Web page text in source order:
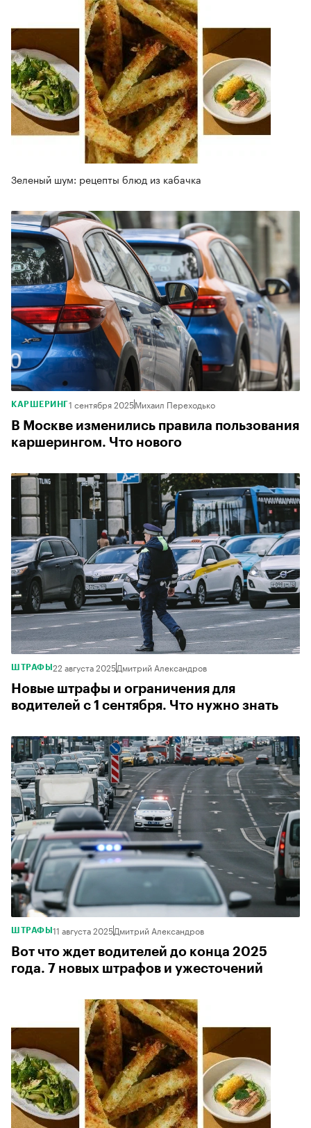
Зеленый шум: рецепты блюд из кабачка
КАРШЕРИНГ 1 сентября 2025Михаил Переходько
В Москве изменились правила пользования
каршерингом. Что нового
ШТРАФЫ 22 августа 2025Дмитрий Александров
Новые штрафы и ограничения для
водителей с 1 сентября. Что нужно знать
ШТРАФЫ 11 августа 2025Дмитрий Александров
Вот что ждет водителей до конца 2025
года. 7 новых штрафов и ужесточений